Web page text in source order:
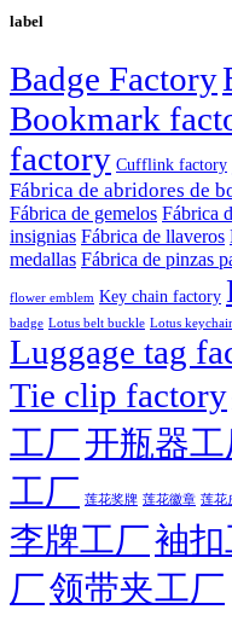
label
Badge Factory
Bookmark
factory Cufflink factory
Fábrica de abridores de
Fábrica de gemelos Fábrica
insignias Fábrica de llaveros
medallas Fábrica de pinzas
flower emblem Key chain factory
badge Lotus belt buckle Lotus
Luggage tag
Tie clip factory
工厂开瓶器工
工厂 莲花奖牌 莲花徽章 莲花
李牌工厂袖
厂领带夹工厂